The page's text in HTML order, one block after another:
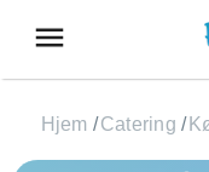
menu
Hjem /Catering /